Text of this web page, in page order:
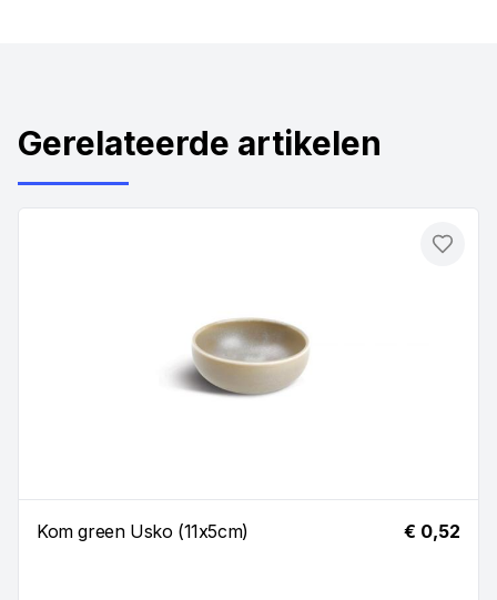
Gerelateerde artikelen
Kom green Usko (11x5cm) € 0,52